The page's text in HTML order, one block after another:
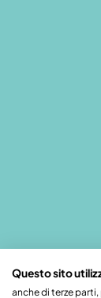
Questo sito
anche di terze